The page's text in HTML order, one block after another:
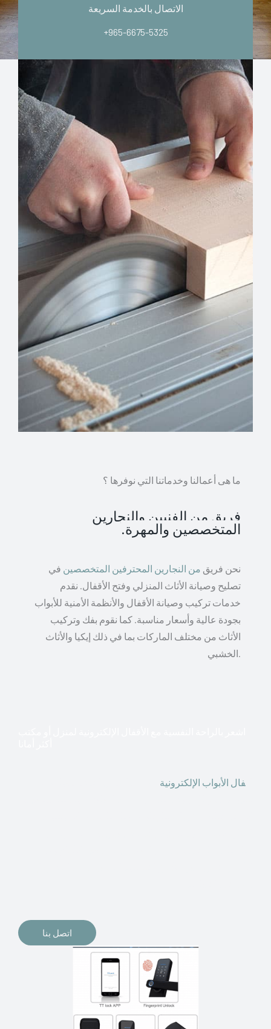
الاتصال بالخدمة السريعة
+965-6675-5325
ما هى أعمالنا وخدماتنا التي نوفرها ؟
فريق من الفنيين والنجارين
المتخصصين والمهرة.
نحن فريق من النجارين المحترفين المتخصصين في
تصليح وصيانة الأثاث المنزلي وفتح الأقفال. نقدم
خدمات تركيب وصيانة الأقفال والأنظمة الأمنية للأبواب
بجودة عالية وأسعار مناسبة. كما نقوم بفك وتركيب
الأثاث من مختلف الماركات بما في ذلك إيكيا والأثاث
الخشبي.
فال الأبواب الإلكترونية
اتصل بنا